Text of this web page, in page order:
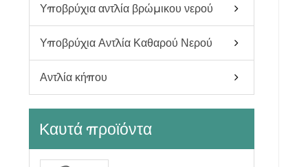
Υποβρύχια αντλία βρώμικου νερού
Υποβρύχια Αντλία Καθαρού Νερού
Αντλία κήπου
Καυτά προϊόντα